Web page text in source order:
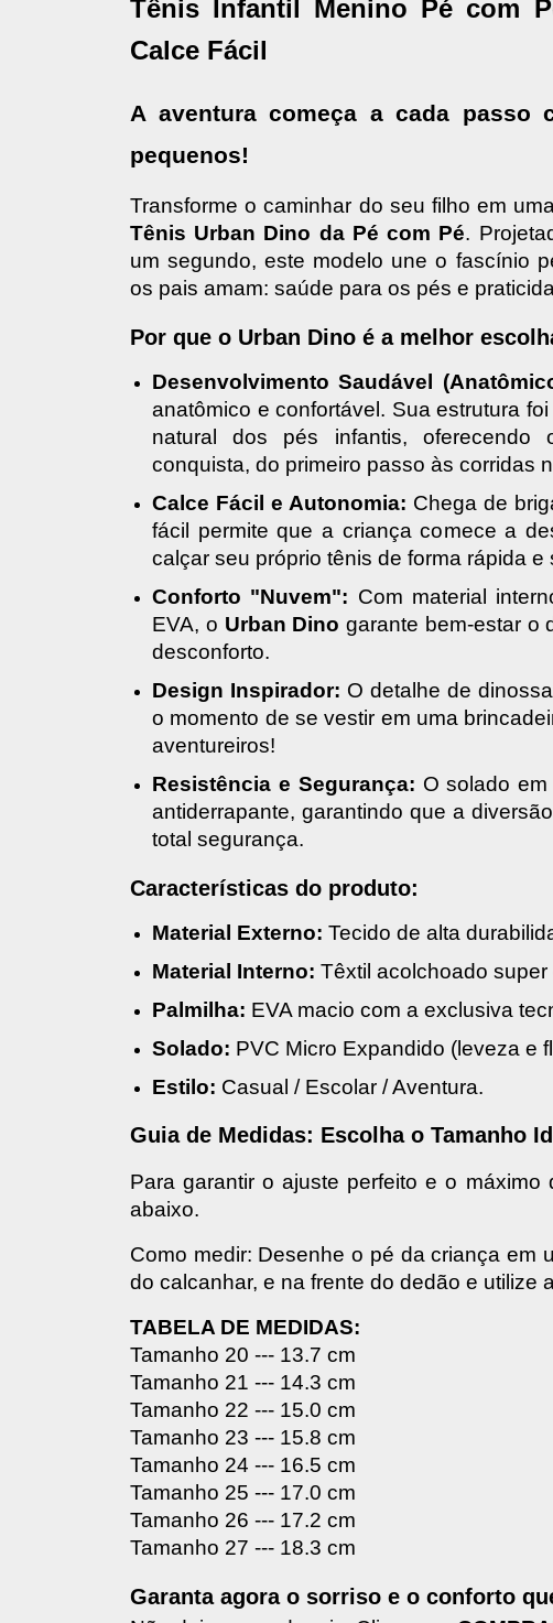
Tênis Infantil Menino Pé com
Calce Fácil
A aventura começa a cada passo
pequenos!
Tênis Urban Dino da Pé com Pé.
um segundo, este modelo une o fascínio
os pais amam: saúde para os pés e
Por que o Urban Dino é a melhor
Desenvolvimento Saudável
anatômico e confortável. Sua estrutura
natural dos pés infantis,
conquista, do primeiro passo às corridas
Calce Fácil e Autonomia: Chega de
fácil permite que a criança comece a
calçar seu próprio tênis de forma rápida
Conforto "Nuvem": Com material
EVA, o Urban Dino garante bem-estar o
desconforto.
Design Inspirador: O detalhe de
o momento de se vestir em uma
aventureiros!
Resistência e Segurança: O solado
antiderrapante, garantindo que a
total segurança.
Características do produto:
Material Externo: Tecido de alta
Material Interno: Têxtil acolchoado super
Palmilha: EVA macio com a exclusiva
Solado: PVC Micro Expandido (leveza e
Estilo: Casual / Escolar / Aventura.
Guia de Medidas: Escolha o Tamanho
Para garantir o ajuste perfeito e o
abaixo.
Como medir: Desenhe o pé da criança em
do calcanhar, e na frente do dedão e utilize
TABELA DE MEDIDAS:
Tamanho 20 --- 13.7 cm
Tamanho 21 --- 14.3 cm
Tamanho 22 --- 15.0 cm
Tamanho 23 --- 15.8 cm
Tamanho 24 --- 16.5 cm
Tamanho 25 --- 17.0 cm
Tamanho 26 --- 17.2 cm
Tamanho 27 --- 18.3 cm
Garanta agora o sorriso e o conforto